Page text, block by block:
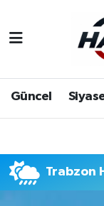
Güncel
Trabzon